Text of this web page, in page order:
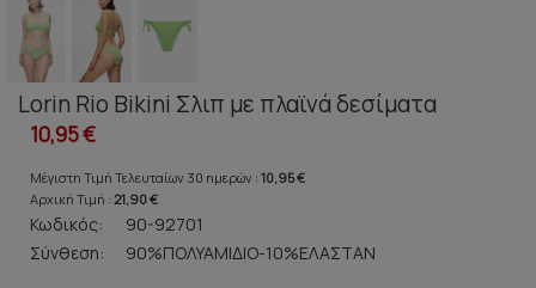
Lorin Rio Bikini Σλιπ με πλαϊνά δεσίματα
10,95 €
Μέγιστη Τιμή Τελευταίων 30 ημερών : 10,95 €
Αρχική Τιμή : 21,90 €
Κωδικός:
90-92701
Σύνθεση:
90%ΠΟΛΥΑΜΙΔΙΟ-10%ΕΛΑΣΤΑΝ